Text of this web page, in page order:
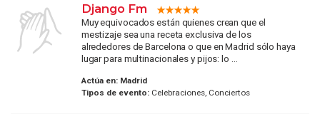
Django Fm
Muy equivocados están quienes crean que el
mestizaje sea una receta exclusiva de los
alrededores de Barcelona o que en Madrid sólo haya
lugar para multinacionales y pijos: lo ...
Actúa en: Madrid
Tipos de evento:Celebraciones, Conciertos